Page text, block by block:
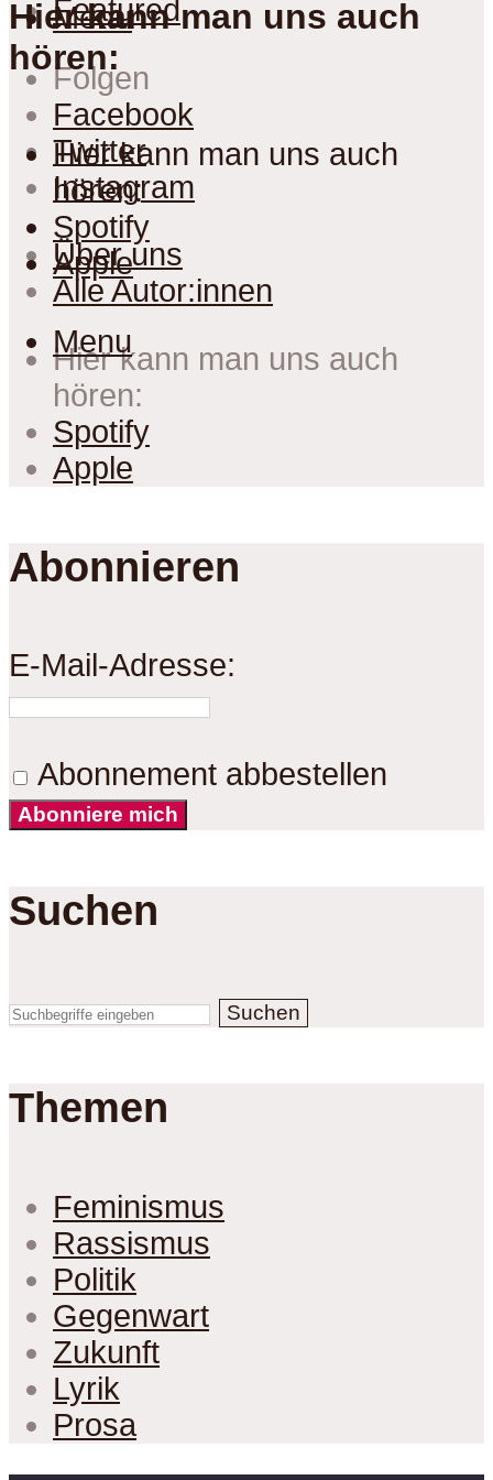
Menu
Hier kann man uns auch
hören:
Hier kann man uns auch
hören:
Spotify
Apple
Menu
Featured
Folgen
Facebook
Twitter
Instagram
Über uns
Alle Autor:innen
Hier kann man uns auch
hören:
Spotify
Apple
Abonnieren
E-Mail-Adresse:
Abonnement abbestellen
Abonniere mich
Suchen
Suchen
Themen
Feminismus
Rassismus
Politik
Gegenwart
Zukunft
Lyrik
Prosa